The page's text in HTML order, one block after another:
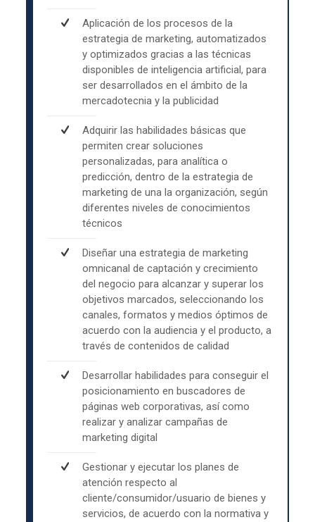
Aplicación de los procesos de la
estrategia de marketing, automatizados
y optimizados gracias a las técnicas
disponibles de inteligencia artificial, para
ser desarrollados en el ámbito de la
mercadotecnia y la publicidad
Adquirir las habilidades básicas que
permiten crear soluciones
personalizadas, para analítica o
predicción, dentro de la estrategia de
marketing de una la organización, según
diferentes niveles de conocimientos
técnicos
Diseñar una estrategia de marketing
omnicanal de captación y crecimiento
del negocio para alcanzar y superar los
objetivos marcados, seleccionando los
canales, formatos y medios óptimos de
acuerdo con la audiencia y el producto, a
través de contenidos de calidad
Desarrollar habilidades para conseguir el
posicionamiento en buscadores de
páginas web corporativas, así como
realizar y analizar campañas de
marketing digital
Gestionar y ejecutar los planes de
atención respecto al
cliente/consumidor/usuario de bienes y
servicios, de acuerdo con la normativa y